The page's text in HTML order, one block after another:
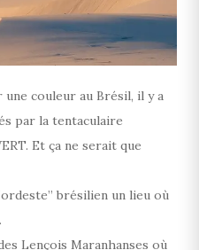
une couleur au Brésil, il y a
par la tentaculaire
Et ça ne serait que
brésilien un lieu où
Lençois Maranhanses où